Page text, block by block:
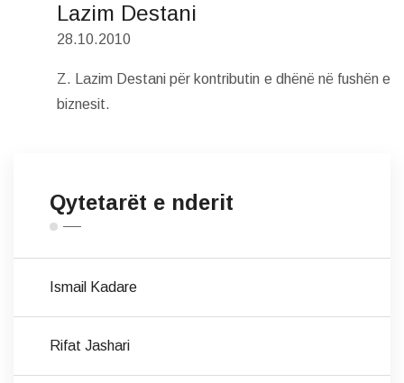
Lazim Destani
28.10.2010
Z. Lazim Destani për kontributin e dhënë në fushën e
biznesit.
Qytetarët e nderit
Ismail Kadare
Rifat Jashari